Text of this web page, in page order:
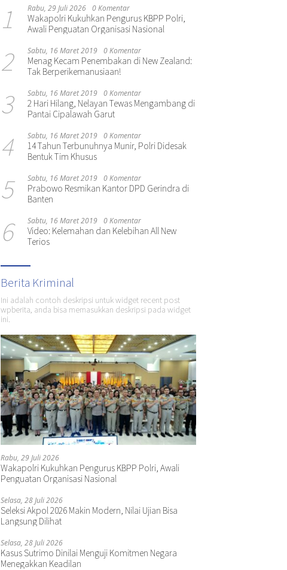
1 Rabu, 29 Juli 2026 0 Komentar
Wakapolri Kukuhkan Pengurus KBPP Polri,
Awali Penguatan Organisasi Nasional
2 Sabtu, 16 Maret 2019 0 Komentar
Menag Kecam Penembakan di New Zealand:
Tak Berperikemanusiaan!
3 Sabtu, 16 Maret 2019 0 Komentar
2 Hari Hilang, Nelayan Tewas Mengambang di
Pantai Cipalawah Garut
4 Sabtu, 16 Maret 2019 0 Komentar
14 Tahun Terbunuhnya Munir, Polri Didesak
Bentuk Tim Khusus
5 Sabtu, 16 Maret 2019 0 Komentar
Prabowo Resmikan Kantor DPD Gerindra di
Banten
6 Sabtu, 16 Maret 2019 0 Komentar
Video: Kelemahan dan Kelebihan All New
Terios
Berita Kriminal
Ini adalah contoh deskripsi untuk widget recent post
wpberita, anda bisa memasukkan deskripsi pada widget
ini.
Rabu, 29 Juli 2026
Wakapolri Kukuhkan Pengurus KBPP Polri, Awali
Penguatan Organisasi Nasional
Selasa, 28 Juli 2026
Seleksi Akpol 2026 Makin Modern, Nilai Ujian Bisa
Langsung Dilihat
Selasa, 28 Juli 2026
Kasus Sutrimo Dinilai Menguji Komitmen Negara
Menegakkan Keadilan